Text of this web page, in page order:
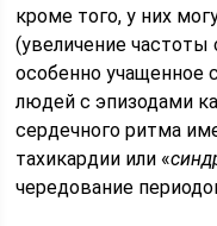
кроме того, у них
(увеличение
особенно учащенное
людей с эпизодами
сердечного ритма
тахикардии или «
чередование